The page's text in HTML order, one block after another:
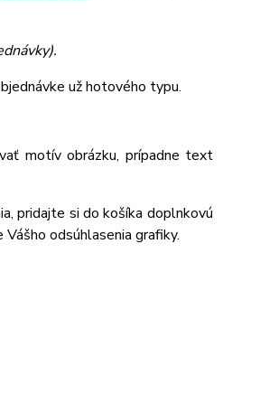
už hotového typu.
motív obrázku, prípadne text
pridajte si do košíka doplnkovú
odsúhlasenia grafiky.